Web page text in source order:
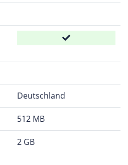
Deutschland
512 MB
2 GB